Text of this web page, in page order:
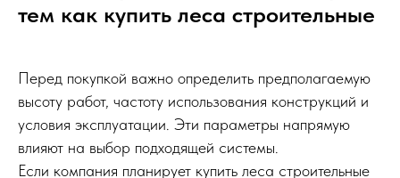
тем как купить леса строительные
Перед покупкой важно определить предполагаемую
высоту работ, частоту использования конструкций и
условия эксплуатации. Эти параметры напрямую
влияют на выбор подходящей системы.
Если компания планирует купить леса строительные